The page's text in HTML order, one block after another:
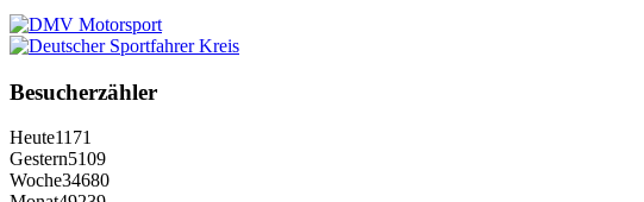
Besucherzähler
Heute1171
Gestern5109
Woche34680